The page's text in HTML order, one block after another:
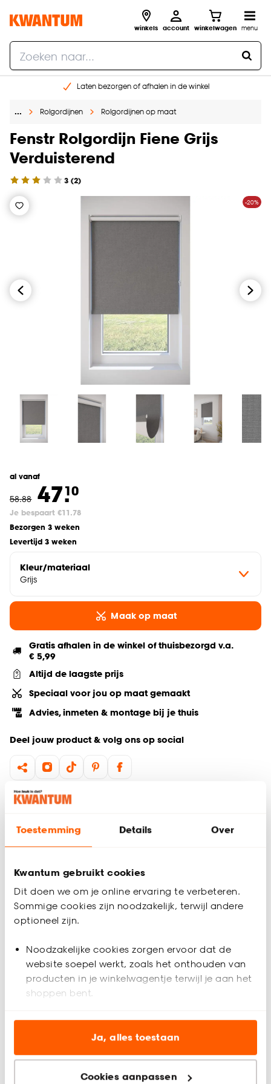
Toestemming Details Over
Kwantum gebruikt cookies
Dit doen we om je online ervaring te verbeteren.
Sommige cookies zijn noodzakelijk, terwijl andere
optioneel zijn.
Noodzakelijke cookies zorgen ervoor dat de
website soepel werkt, zoals het onthouden van
producten in je winkelwagentje terwijl je aan het
shoppen bent.
Analytische cookies (optioneel) helpen ons de
website te verbeteren voor jou en al onze andere
Marketing cookies (optioneel) laten jou
Ja, alles toestaan
Cookies aanpassen
winkels account winkelwagen menu
Laten bezorgen of afhalen in de winkel
Gratis raam advies en inmeten aan huis
… Rolgordijnen Rolgordijnen op maat
Fenstr Rolgordijn Fiene Grijs
Verduisterend
3 (2)
-20%
al vanaf
58.88 47.10
Je bespaart €11.78
Bezorgen 3 weken
Levertijd 3 weken
Kleur/materiaal
Grijs
Maak op maat
Gratis afhalen in de winkel of thuisbezorgd v.a.
€ 5,99
Altijd de laagste prijs
Speciaal voor jou op maat gemaakt
Advies, inmeten & montage bij je thuis
Deel jouw product & volg ons op social
Hulp nodig? Wij regelen het voor je!
Bestel een kleurstaal
Productomschrijving
achterzijde zorgt voor volledige verduistering. Ideaal voor
slaapkamers maar ook te gebruiken voor keukens en andere
woonruimtes. Op maat te maken en volledig naar wens
samen te stellen met een ruime keuze uit accessoires en
Productspecificaties